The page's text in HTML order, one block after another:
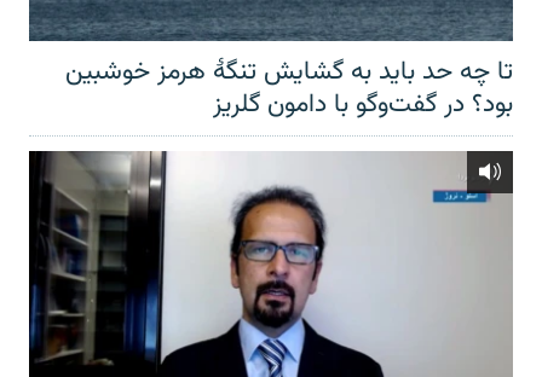
تا چه حد باید به گشایش تنگهٔ هرمز خوشبین
بود؟ در گفت‌وگو با دامون گلریز